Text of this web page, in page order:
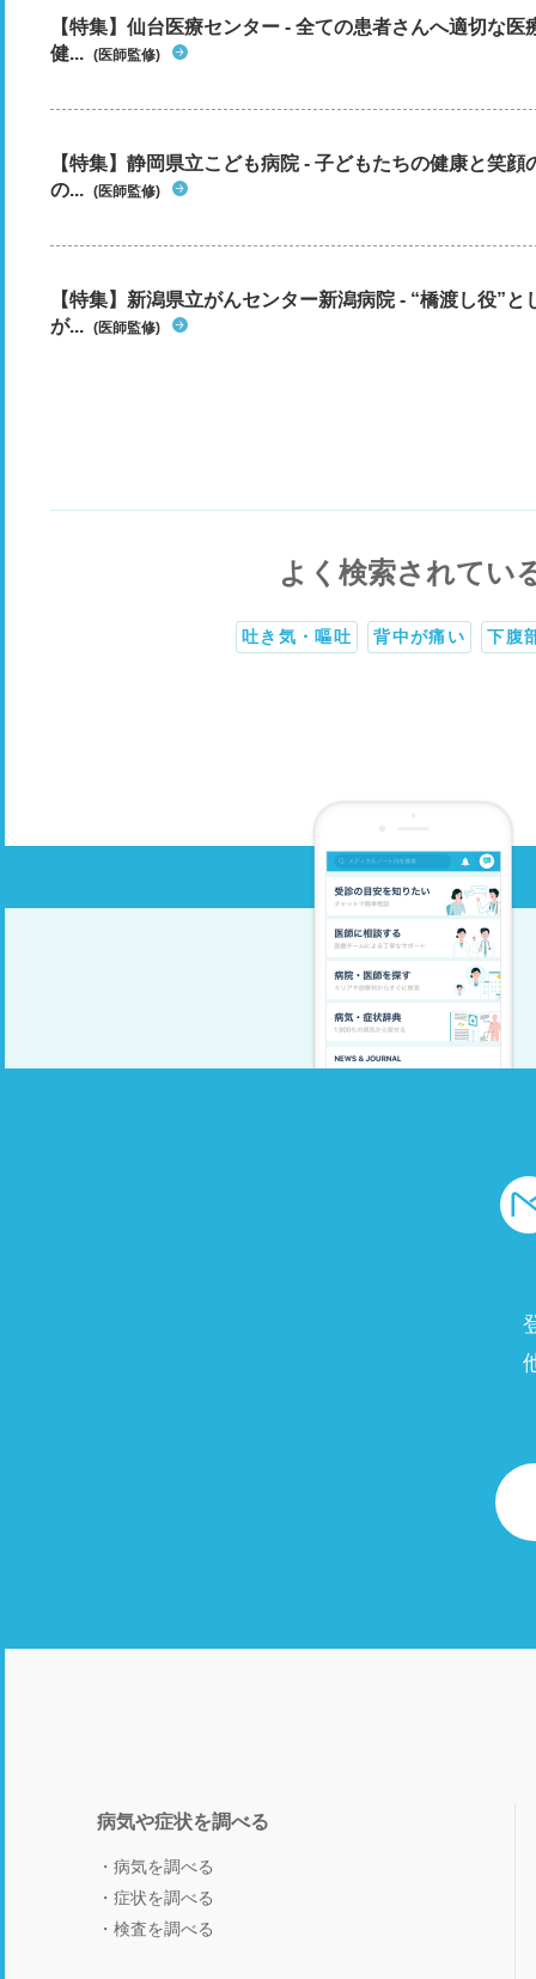
【特集】仙台医療センター - 全ての患者さんへ適切な
健... (医師監修)
【特集】静岡県立こども病院 - 子どもたちの健康と笑
の... (医師監修)
【特集】新潟県立がんセンター新潟病院 - “橋渡し役”
が... (医師監修)
よく検索されてい
吐き気・嘔吐 背中が痛い 下腹
病気や症状を調べる
病気を調べる
症状を調べる
検査を調べる